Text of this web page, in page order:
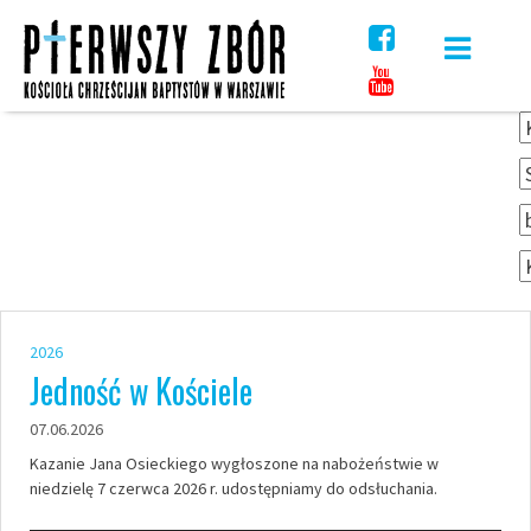
content
2026
Jedność w Kościele
07.06.2026
Kazanie Jana Osieckiego wygłoszone na nabożeństwie w
niedzielę 7 czerwca 2026 r. udostępniamy do odsłuchania.